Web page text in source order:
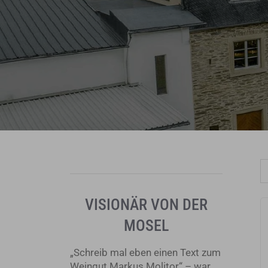
VISIONÄR VON DER
MOSEL
„Schreib mal eben einen Text zum